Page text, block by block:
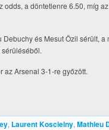
a döntetlenre 6.50, míg
és Mesut Özil sérült,
az Arsenal 3-1-re győzött.
, Laurent Koscielny, Mathieu